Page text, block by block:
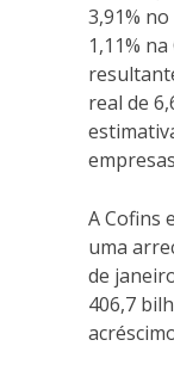
3,91% no
1,11%
real de
A Cofins
uma
de
406,7